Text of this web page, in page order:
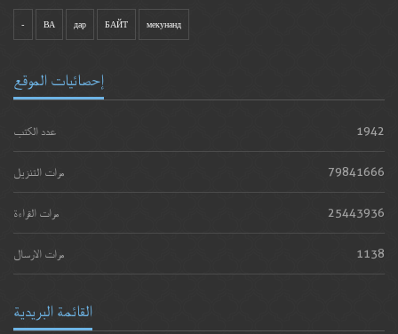
- ВА дар БАЙТ мекунанд
إحصائيات الموقع
عدد الكتب 1942
مرات التنزيل 79841666
مرات القراءة 25443936
مرات الارسال 1138
القائمة البريدية